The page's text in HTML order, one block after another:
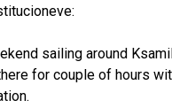
sailing around
for couple of hours